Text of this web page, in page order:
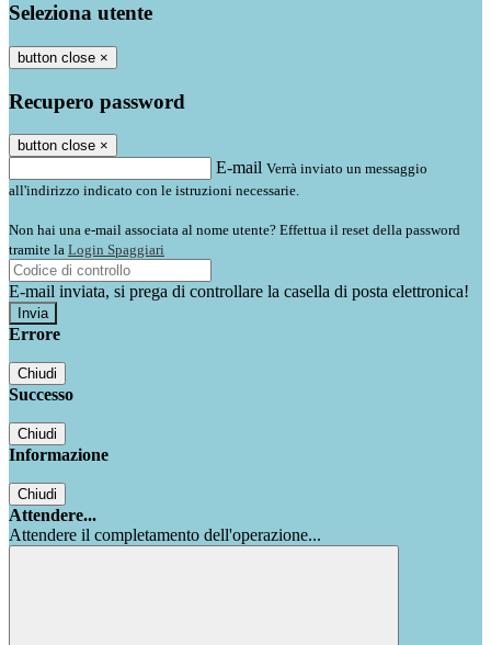
Seleziona utente
button close ×
Recupero password
button close ×
E-mail Verrà inviato un messaggio
all'indirizzo indicato con le istruzioni necessarie.
Non hai una e-mail associata al nome utente? Effettua il reset della password
tramite la Login Spaggiari
E-mail inviata, si prega di controllare la casella di posta elettronica!
Errore
Chiudi
Successo
Chiudi
Informazione
Chiudi
Attendere...
Attendere il completamento dell'operazione...